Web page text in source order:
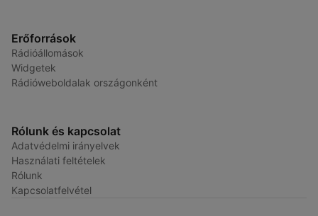
Erőforrások
Rádióállomások
Widgetek
Rádióweboldalak országonként
Rólunk és kapcsolat
Adatvédelmi irányelvek
Használati feltételek
Rólunk
Kapcsolatfelvétel